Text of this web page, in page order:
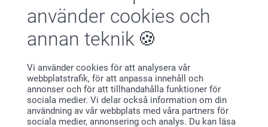
använder cookies och
annan teknik
Vi använder cookies för att analysera vår
webbplatstrafik, för att anpassa innehåll och
annonser och för att tillhandahålla funktioner för
sociala medier. Vi delar också information om din
användning av vår webbplats med våra partners för
sociala medier, annonsering och analys. Du kan läsa
45,5 cm
36,5 cm
12,5 cm
7-8 år
52 cm
(3 omdömen)
Varförsmartphoto?